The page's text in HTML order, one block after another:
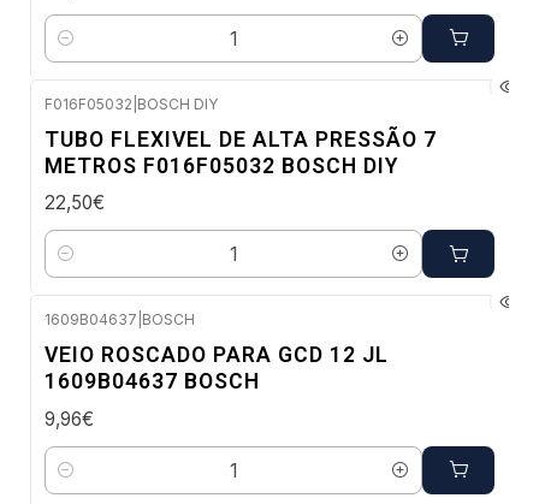
Quantidade
F016F05032 BOSCH DIY
TUBO FLEXIVEL DE ALTA PRESSÃO 7
METROS F016F05032 BOSCH DIY
22,50€
Quantidade
1609B04637 BOSCH
VEIO ROSCADO PARA GCD 12 JL
1609B04637 BOSCH
9,96€
Quantidade